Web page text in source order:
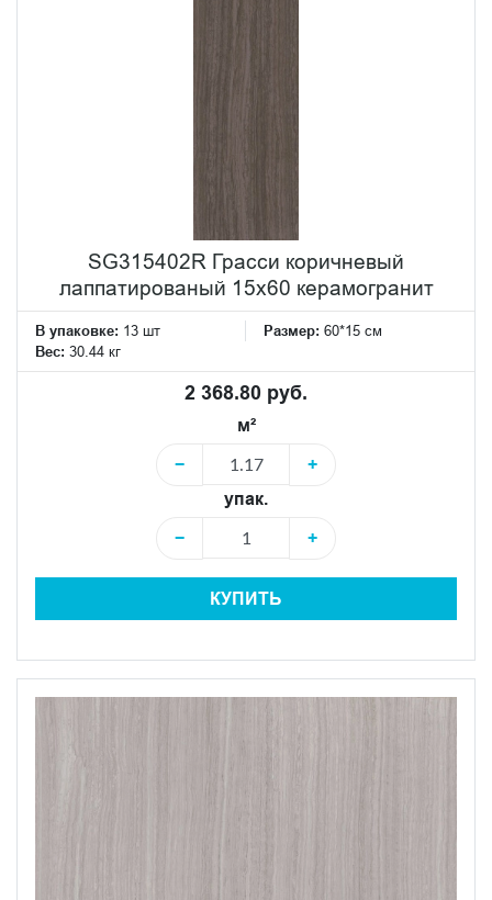
SG315402R Грасси коричневый
лаппатированый 15x60 керамогранит
В упаковке: 13 шт Размер: 60*15 см
Вес: 30.44 кг
2 368.80 руб.
м²
−
+
упак.
−
+
КУПИТЬ